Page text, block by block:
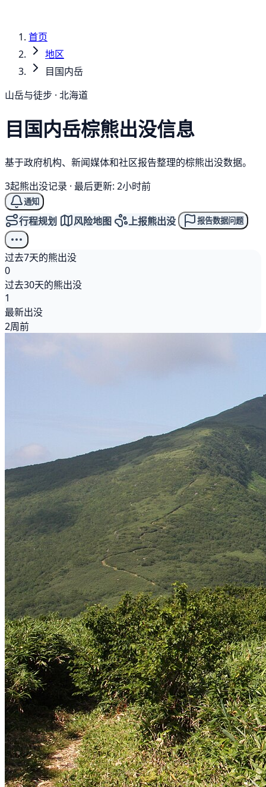
首页
地区
目国内岳
山岳与徒步 · 北海道
目国内岳棕熊出没信息
基于政府机构、新闻媒体和社区报告整理的棕熊出没数据。
3起熊出没记录 · 最后更新: 2小时前
通知
行程规划 风险地图 上报熊出没 报告数据问题
过去7天的熊出没
0
过去30天的熊出没
1
最新出没
2周前